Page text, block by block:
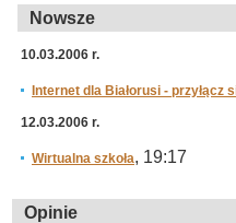
Nowsze
10.03.2006 r.
Internet dla Białorusi - przyłącz
12.03.2006 r.
Wirtualna szkoła, 19:17
Opinie